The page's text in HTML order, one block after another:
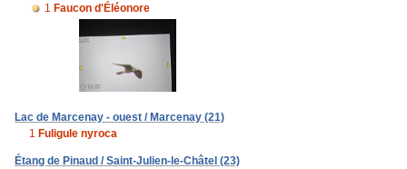
1 Faucon d'Éléonore
Lac de Marcenay - ouest / Marcenay (21)
1 Fuligule nyroca
Étang de Pinaud / Saint-Julien-le-Châtel (23)